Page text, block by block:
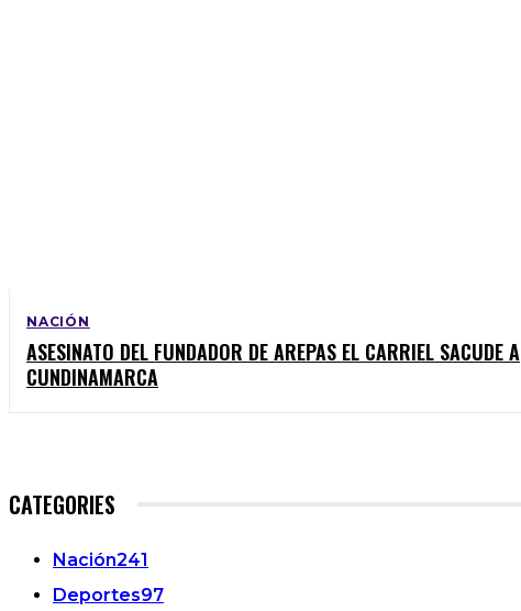
NACIÓN
ASESINATO DEL FUNDADOR DE AREPAS EL CARRIEL SACUDE A
CUNDINAMARCA
CATEGORIES
Nación241
Deportes97